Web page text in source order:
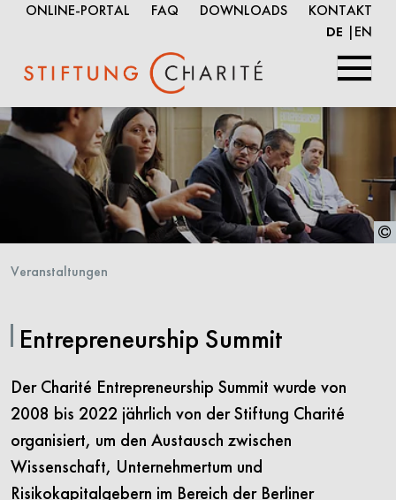
zum
Inhalt
ONLINE-PORTAL FAQ DOWNLOADS KONTAKT
DE EN
Veranstaltungen
Entrepreneurship Summit
Der Charité Entrepreneurship Summit wurde von
2008 bis 2022 jährlich von der Stiftung Charité
organisiert, um den Austausch zwischen
Wissenschaft, Unternehmertum und
Risikokapitalgebern im Bereich der Berliner